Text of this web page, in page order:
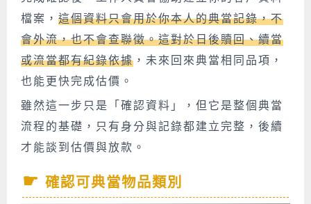
檔案， 這個資料只會用於你本人的典當記錄，不
會外流，也不會查聯徵。這對於日後贖回、續當
或流當都有紀錄依據 ，未來回來典當相同品項，
也能更快完成估價。
雖然這一步只是「確認資料」，但它是整個典當
流程的基礎，只有身分與記錄都建立完整，後續
才能談到估價與放款。
確認可典當物品類別